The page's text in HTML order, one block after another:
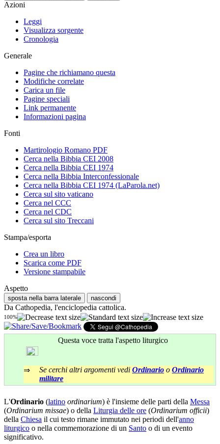
Azioni
Leggi
Visualizza sorgente
Cronologia
Generale
Pagine che richiamano questa
Modifiche correlate
Carica un file
Pagine speciali
Link permanente
Informazioni pagina
Fonti
Martirologio Romano PDF
Cerca nella Bibbia CEI 2008
Cerca nella Bibbia CEI 1974
Cerca nella Bibbia Interconfessionale
Cerca nella Bibbia CEI 1974 (LaParola.net)
Cerca sul sito vaticano
Cerca nel CCC
Cerca nel CDC
Cerca sul sito Treccani
Stampa/esporta
Crea un libro
Scarica come PDF
Versione stampabile
Aspetto
sposta nella barra laterale nascondi
Da Cathopedia, l'enciclopedia cattolica.
100%
Questa voce tratta l'aspetto liturgico
⇒ Se cerchi altri argomenti vedi Ordinario o Ordinario
militare
L'Ordinario (latino ordinarium) è l'insieme delle parti della Messa
(Ordinarium missae) o della Liturgia delle ore (Ordinarium officii)
della Chiesa il cui testo rimane immutato nei periodi dell'anno
liturgico o nella commemorazione di un Santo o di un evento
significativo.